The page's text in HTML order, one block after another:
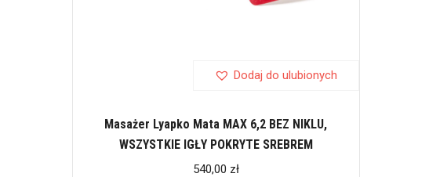
Dodaj do ulubionych
Masażer Lyapko Mata MAX 6,2 BEZ NIKLU,
WSZYSTKIE IGŁY POKRYTE SREBREM
540,00 zł